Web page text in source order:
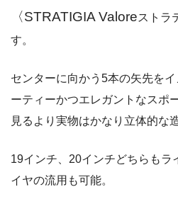
〈STRATIGIA Valoreストラ
す。
センターに向かう5本の矢先を
ーティーかつエレガントなスポ
見るより実物はかなり立体的な
19インチ、20インチどちらもラ
イヤの流用も可能。